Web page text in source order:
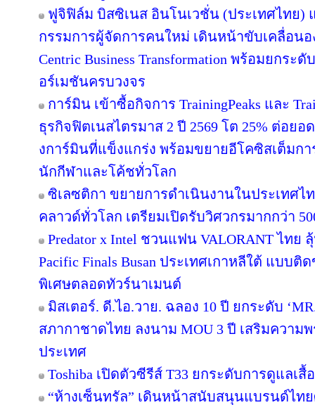
ฟูจิฟิล์ม บิสซิเนส อินโนเวชั่น (ประเทศไทย)
กรรมการผู้จัดการคนใหม่ เดินหน้าขับเคลื่อนอ
Centric Business Transformation พร้อมยก
อร์เมชันครบวงจร
การ์มิน เข้าซื้อกิจการ TrainingPeaks และ
ธุรกิจฟิตเนสไตรมาส 2 ปี 2569 โต 25% ต่อย
งการ์มินที่แข็งแกร่ง พร้อมขยายอีโคซิสเต็มก
นักกีฬาและโค้ชทั่วโลก
ซิเลซติกา ขยายการดำเนินงานในประเทศไ
คลาวด์ทั่วโลก เตรียมเปิดรับวิศวกรมากกว่า
Predator x Intel ชวนแฟน VALORANT ไท
Pacific Finals Busan ประเทศเกาหลีใต้ แบบ
พิเศษตลอดทัวร์นาเมนต์
มิสเตอร์. ดี.ไอ.วาย. ฉลอง 10 ปี ยกระดับ
สภากาชาดไทย ลงนาม MOU 3 ปี เสริมความ
ประเทศ
Toshiba เปิดตัวซีรีส์ T33 ยกระดับการดูแลเ
“ห้างเซ็นทรัล” เดินหน้าสนับสนุนแบรนด์ไทย